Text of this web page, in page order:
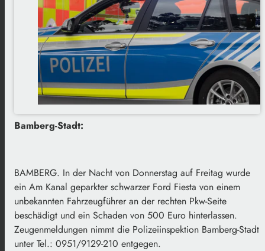
Bamberg-Stadt:
BAMBERG. In der Nacht von Donnerstag auf Freitag wurde
ein Am Kanal geparkter schwarzer Ford Fiesta von einem
unbekannten Fahrzeugführer an der rechten Pkw-Seite
beschädigt und ein Schaden von 500 Euro hinterlassen.
Zeugenmeldungen nimmt die Polizeiinspektion Bamberg-Stadt
unter Tel.: 0951/9129-210 entgegen.